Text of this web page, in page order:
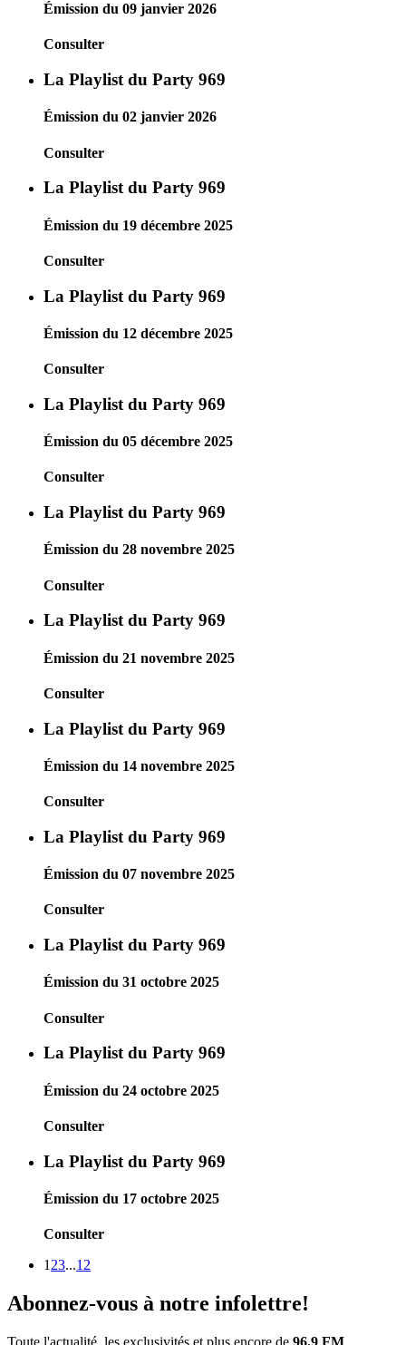
Émission du 09 janvier 2026
Consulter
La Playlist du Party 969
Émission du 02 janvier 2026
Consulter
La Playlist du Party 969
Émission du 19 décembre 2025
Consulter
La Playlist du Party 969
Émission du 12 décembre 2025
Consulter
La Playlist du Party 969
Émission du 05 décembre 2025
Consulter
La Playlist du Party 969
Émission du 28 novembre 2025
Consulter
La Playlist du Party 969
Émission du 21 novembre 2025
Consulter
La Playlist du Party 969
Émission du 14 novembre 2025
Consulter
La Playlist du Party 969
Émission du 07 novembre 2025
Consulter
La Playlist du Party 969
Émission du 31 octobre 2025
Consulter
La Playlist du Party 969
Émission du 24 octobre 2025
Consulter
La Playlist du Party 969
Émission du 17 octobre 2025
Consulter
1 23...12
Abonnez-vous à notre infolettre!
Toute l'actualité, les exclusivités et plus encore de 96.9 FM